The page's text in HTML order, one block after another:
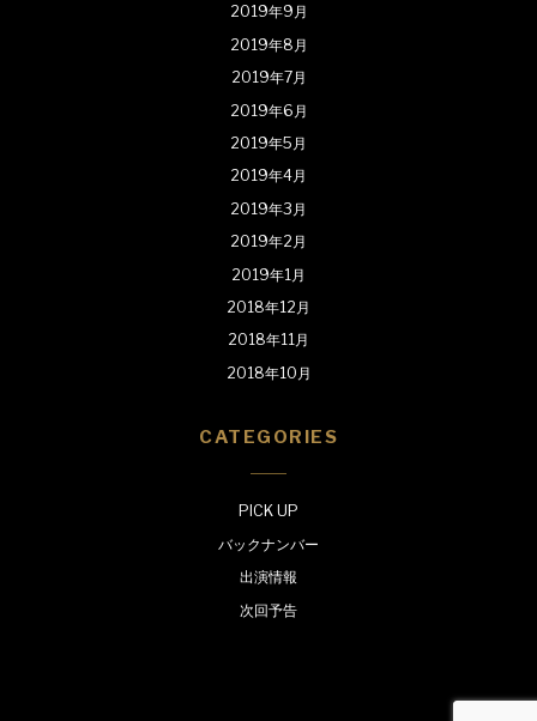
2019年9月
2019年8月
2019年7月
2019年6月
2019年5月
2019年4月
2019年3月
2019年2月
2019年1月
2018年12月
2018年11月
2018年10月
CATEGORIES
PICK UP
バックナンバー
出演情報
次回予告